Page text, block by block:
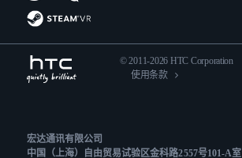
© 2011-2026 HTC Corporation
使用条款
宏达通讯有限公司
中国（上海）自由贸易试验区金科路2557号101-A室